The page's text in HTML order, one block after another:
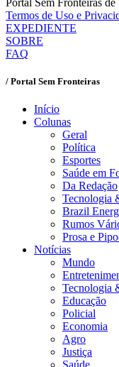
Termos de Uso e
EXPEDIENTE
SOBRE
FAQ
/ Portal Sem Fronteiras
Início
Colunas
Geral
Política
Esportes
Saúde em
Da Redação
Tecnologia
Brazil
Rumos
Prosa e
Notícias
Mundo
Tecnologia
Educação
Policial
Economia
Agro
Justiça
Saúde